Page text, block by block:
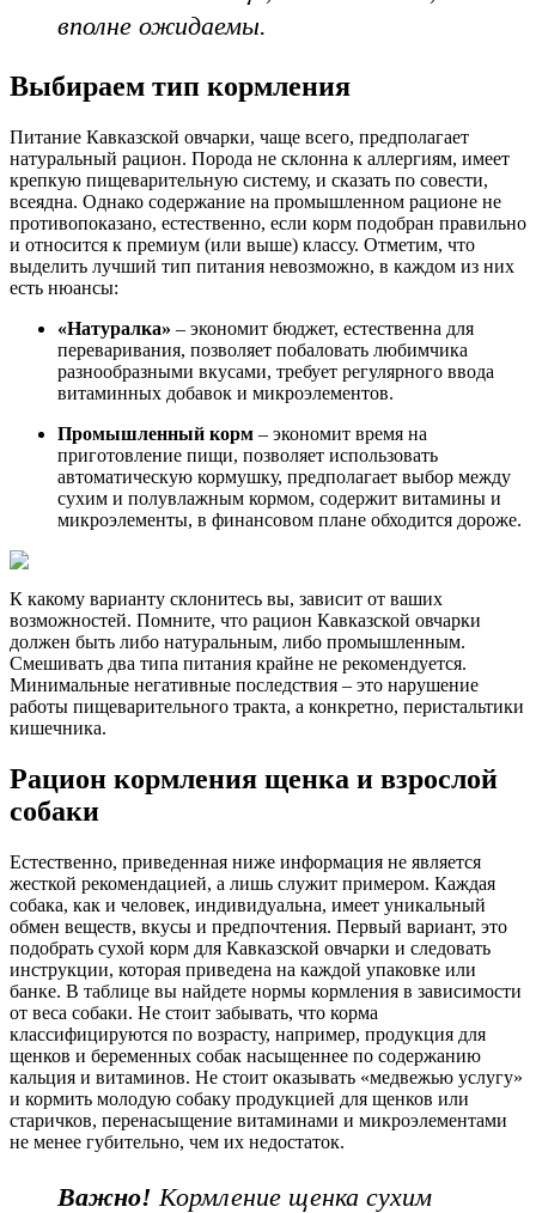
вполне ожидаемы.
Выбираем тип кормления
Питание Кавказской овчарки, чаще всего, предполагает
натуральный рацион. Порода не склонна к аллергиям, имеет
крепкую пищеварительную систему, и сказать по совести,
всеядна. Однако содержание на промышленном рационе не
противопоказано, естественно, если корм подобран правильно
и относится к премиум (или выше) классу. Отметим, что
выделить лучший тип питания невозможно, в каждом из них
есть нюансы:
«Натуралка» – экономит бюджет, естественна для
переваривания, позволяет побаловать любимчика
разнообразными вкусами, требует регулярного ввода
витаминных добавок и микроэлементов.
Промышленный корм – экономит время на
приготовление пищи, позволяет использовать
автоматическую кормушку, предполагает выбор между
сухим и полувлажным кормом, содержит витамины и
микроэлементы, в финансовом плане обходится дороже.
К какому варианту склонитесь вы, зависит от ваших
возможностей. Помните, что рацион Кавказской овчарки
должен быть либо натуральным, либо промышленным.
Смешивать два типа питания крайне не рекомендуется.
Минимальные негативные последствия – это нарушение
работы пищеварительного тракта, а конкретно, перистальтики
кишечника.
Рацион кормления щенка и взрослой
собаки
Естественно, приведенная ниже информация не является
жесткой рекомендацией, а лишь служит примером. Каждая
собака, как и человек, индивидуальна, имеет уникальный
обмен веществ, вкусы и предпочтения. Первый вариант, это
подобрать сухой корм для Кавказской овчарки и следовать
инструкции, которая приведена на каждой упаковке или
банке. В таблице вы найдете нормы кормления в зависимости
от веса собаки. Не стоит забывать, что корма
классифицируются по возрасту, например, продукция для
щенков и беременных собак насыщеннее по содержанию
кальция и витаминов. Не стоит оказывать «медвежью услугу»
и кормить молодую собаку продукцией для щенков или
старичков, перенасыщение витаминами и микроэлементами
не менее губительно, чем их недостаток.
Важно! Кормление щенка сухим